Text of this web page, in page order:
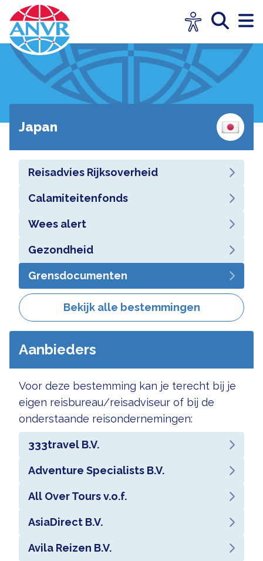
Japan
Reisadvies Rijksoverheid
Calamiteitenfonds
Wees alert
Gezondheid
Grensdocumenten
Bekijk alle bestemmingen
Aanbieders
Voor deze bestemming kan je terecht bij je
eigen reisbureau/reisadviseur of bij de
onderstaande reisondernemingen:
333travel B.V.
Adventure Specialists B.V.
All Over Tours v.o.f.
AsiaDirect B.V.
Avila Reizen B.V.